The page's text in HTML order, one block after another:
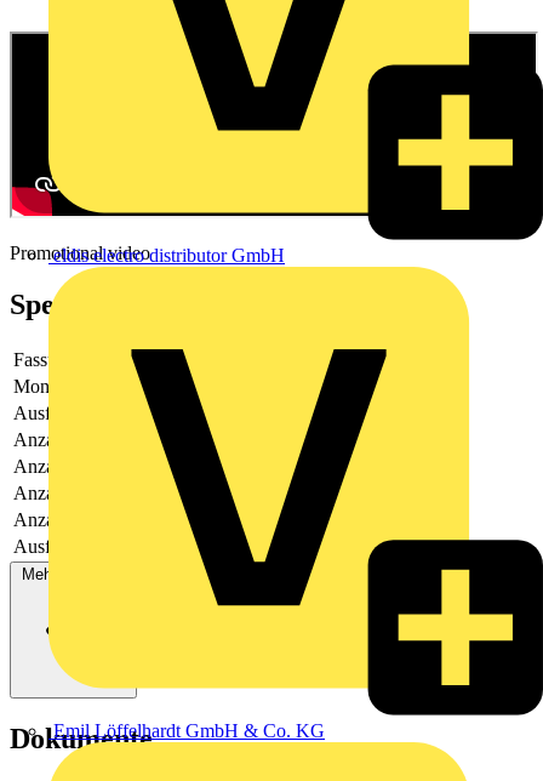
eldis electro distributor GmbH
Emil Löffelhardt GmbH & Co. KG
Promotional video
Spezifikationen
Fassung
Montageart
Frontbefestigung
Ausführung
aufsteckbar
Anzahl der Fehlersignalschalter
Anzahl der Kontakte als Öffner
Anzahl der Kontakte als Wechsler
0
Anzahl der Kontakte als Schließer
Ausführung des elektrischen Anschlusses
Schraubanschluss
Mehr anzeigen
Dokumente